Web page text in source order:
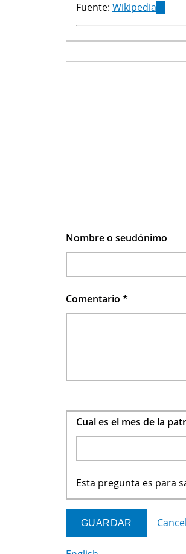
Fuente: Wikipedia
is
Nombre o seudónimo
Comentario *
Cual es el mes de la
Esta pregunta es para